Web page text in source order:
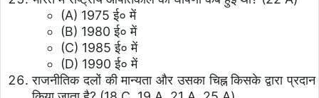
(A) 1975 ई० में
(B) 1980 ई० में
(C) 1985 ई० में
(D) 1990 ई० में
राजनीतिक दलों की मान्यता और उसका चिह्न किसके द्वारा प्रदान